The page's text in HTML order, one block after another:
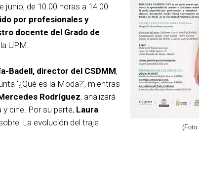
junio, de 10.00 horas a 14.00
por profesionales y
docente del Grado de
UPM.
Badell, director del CSDMM,
'¿Qué es la Moda?', mientras
Rodríguez, analizará
cine. Por su parte, Laura
'La evolución del traje